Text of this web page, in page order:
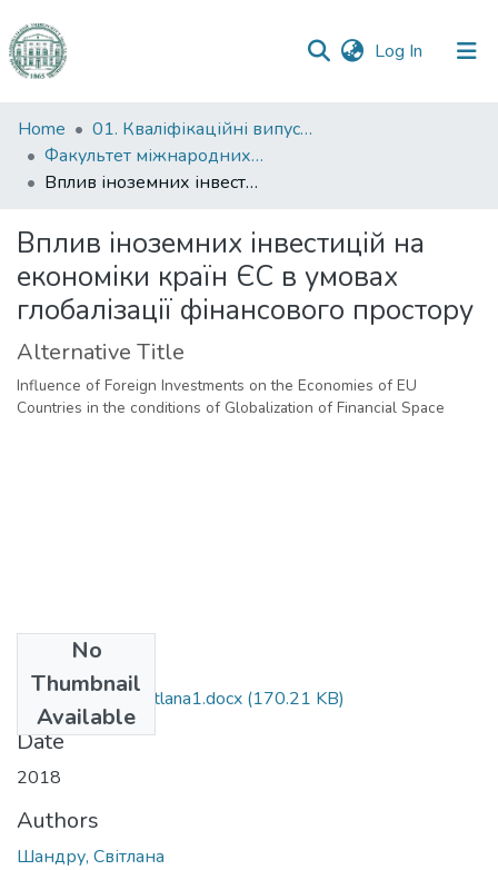
Log In (current)
Communities
&
Collections
Statistics
Home
01. Кваліфікаційні випускні роботи здобувачів вищої освіти
Факультет міжнародних відносин, політології та соціології
Вплив іноземних інвестицій на економіки країн ЄС в умовах глобалізації фінансового простору
Вплив іноземних інвестицій на
економіки країн ЄС в умовах
глобалізації фінансового простору
Alternative Title
Influence of Foreign Investments on the Economies of EU
Countries in the conditions of Globalization of Financial Space
No
Thumbnail
Available
292_Shandru_Svitlana1.docx (170.21 KB)
Date
2018
Authors
Шандру, Світлана